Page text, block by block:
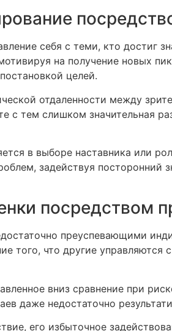
себя с теми, кто достиг
на получение новых
целей.
отдаленности между
с тем слишком значительная
в выборе наставника или
задействуя посторонний
посредством
преуспевающими
того, что другие управляются
вниз сравнение при
даже недостаточно
его избыточное